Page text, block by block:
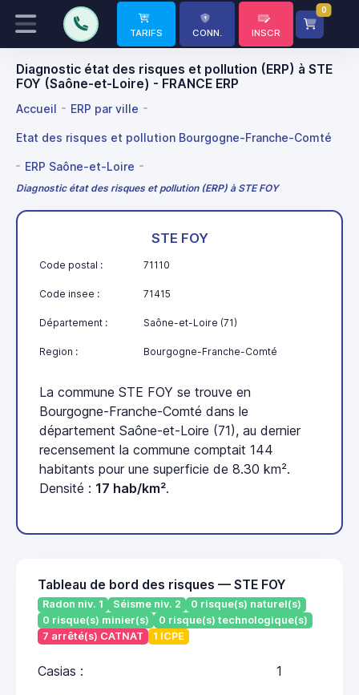
TARIFS CONN. INSCR
0
Diagnostic état des risques et pollution (ERP) à STE
FOY (Saône-et-Loire) - FRANCE ERP
Accueil ERP par ville
Etat des risques et pollution Bourgogne-Franche-Comté
ERP Saône-et-Loire
Diagnostic état des risques et pollution (ERP) à STE FOY
STE FOY
Code postal : 71110
Code insee : 71415
Département : Saône-et-Loire (71)
Region : Bourgogne-Franche-Comté
La commune STE FOY se trouve en
Bourgogne-Franche-Comté dans le
département Saône-et-Loire (71), au dernier
recensement la commune comptait 144
habitants pour une superficie de 8.30 km².
Densité : 17 hab/km².
Tableau de bord des risques — STE FOY
Radon niv. 1 Séisme niv. 2
0 risque(s) naturel(s)
0 risque(s) minier(s)
0 risque(s) technologique(s)
7 arrêté(s) CATNAT
1 ICPE
Casias : 1